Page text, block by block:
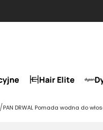
Hair Elite
PAN DRWAL Pomada wodna do